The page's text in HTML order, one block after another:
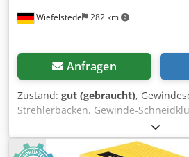
Wiefelstede 282 km
Anfragen
Zustand: gut (gebraucht),
Strehlerbacken, Gewinde-
I Neccsr Gewindeschneidmaschine,
Schneider -Zoll Gewinde: 1/2"-2"